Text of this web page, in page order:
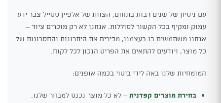
עם ניסיון של שנים רבות בתחום, הצוות של אלפיין סטייל צבר ידע
עמוק ומקיף בכל הקשור לסוללות. אנחנו לא רק מוכרים ציוד –
אנחנו משתמשים בו בעצמנו, מכירים את היתרונות והחסרונות של
כל מוצר, ויודעים להתאים את הפריט הנכון לכל לקוח.
המומחיות שלנו באה לידי ביטוי בכמה אופנים:
בחירת מוצרים קפדנית– לא כל מוצר נכנס למבחר שלנו.